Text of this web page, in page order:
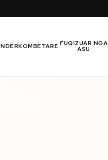
NDËRKOMBËTARE FUQIZUAR NGA
ASU